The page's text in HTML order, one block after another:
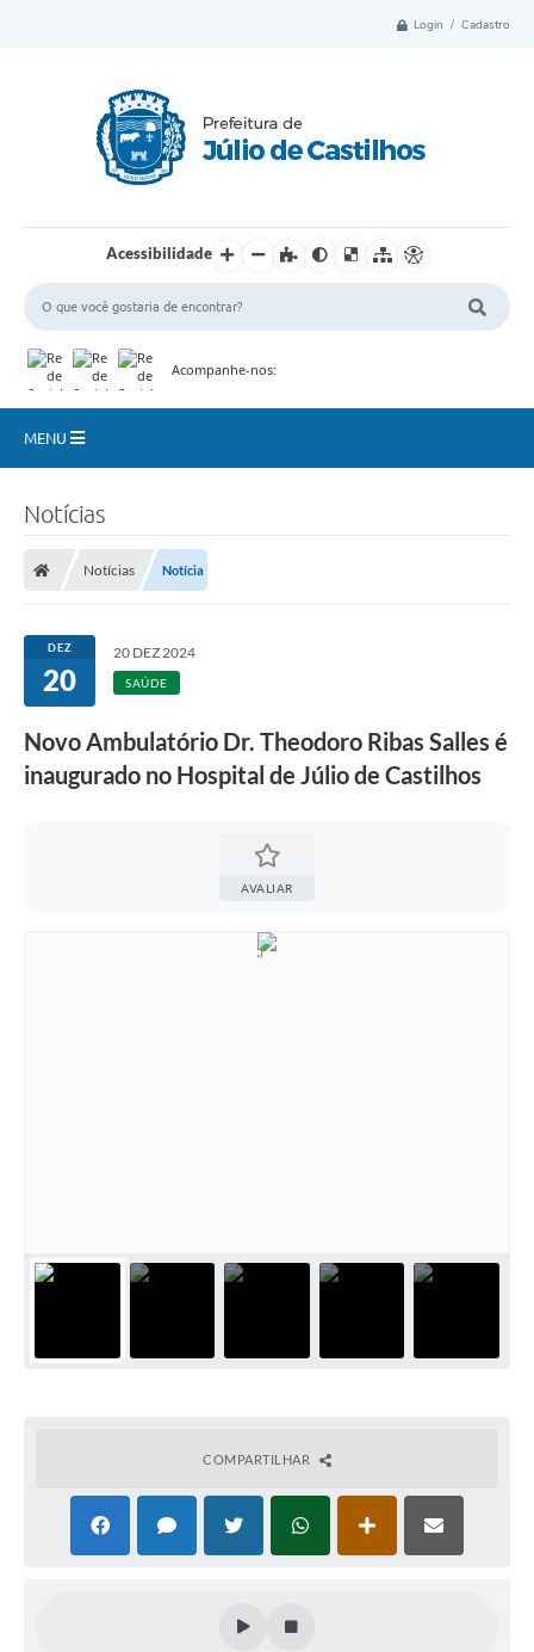
Login / Cadastro
Acessibilidade
Acompanhe-nos:
MENU
e-sic
Editais e Publicações
Contato
Notícias
Notícias Notícia
DEZ
20
20 DEZ 2024
SAÚDE
Novo Ambulatório Dr. Theodoro Ribas Salles é
inaugurado no Hospital de Júlio de Castilhos
AVALIAR
COMPARTILHAR